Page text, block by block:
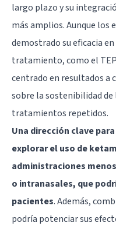
largo plazo y su
más amplios. Aunque los
demostrado su eficacia
tratamiento, como el
centrado en resultados a
sobre la sostenibilidad
tratamientos repetidos.
Una dirección clave
explorar el uso de
administraciones
o intranasales, que
pacientes. Además,
podría potenciar sus